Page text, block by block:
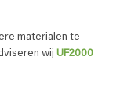
materialen te
wij UF2000